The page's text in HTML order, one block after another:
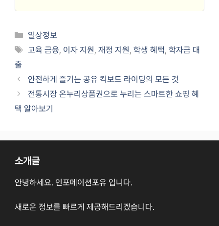
Categories
일상정보
Tags
교육 금융 이자 지원 ,재정 지원 ,학생 혜택 ,학자금 대
출
안전하게 즐기는 공유 킥보드 라이딩의 모든 것
전통시장 온누리상품권으로 누리는 스마트한 쇼핑 혜
택 알아보기
소개글
안녕하세요. 인포메이션포유 입니다.
새로운 정보를 빠르게 제공해드리겠습니다.